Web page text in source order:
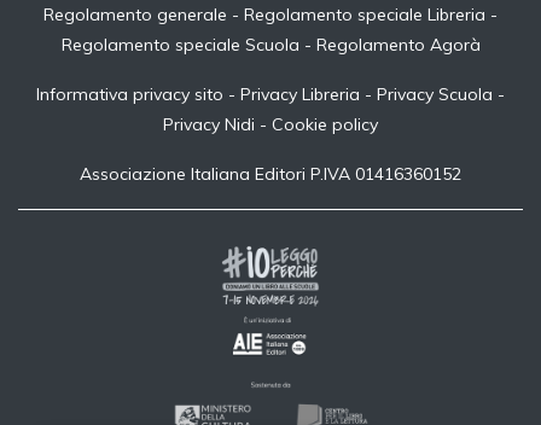
Regolamento generale - Regolamento speciale Libreria -
Regolamento speciale Scuola - Regolamento Agorà
Informativa privacy sito - Privacy Libreria - Privacy Scuola -
Privacy Nidi - Cookie policy
Associazione Italiana Editori P.IVA 01416360152